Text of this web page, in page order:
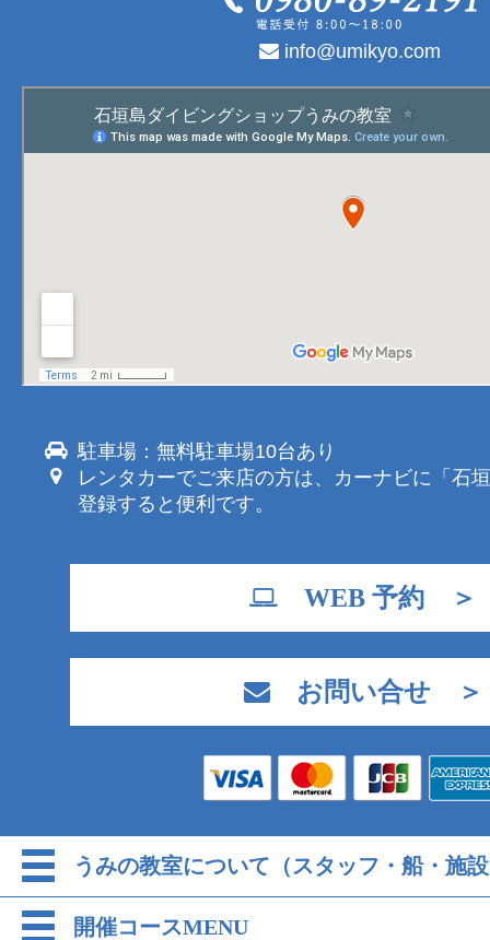
info@umikyo.com
駐車場：無料駐車場10台あり
レンタカーでご来店の方は、カーナビに「石
登録すると便利です。
WEB 予約 ＞
お問い合せ ＞
うみの教室について（スタッフ・船・施
開催コースMENU